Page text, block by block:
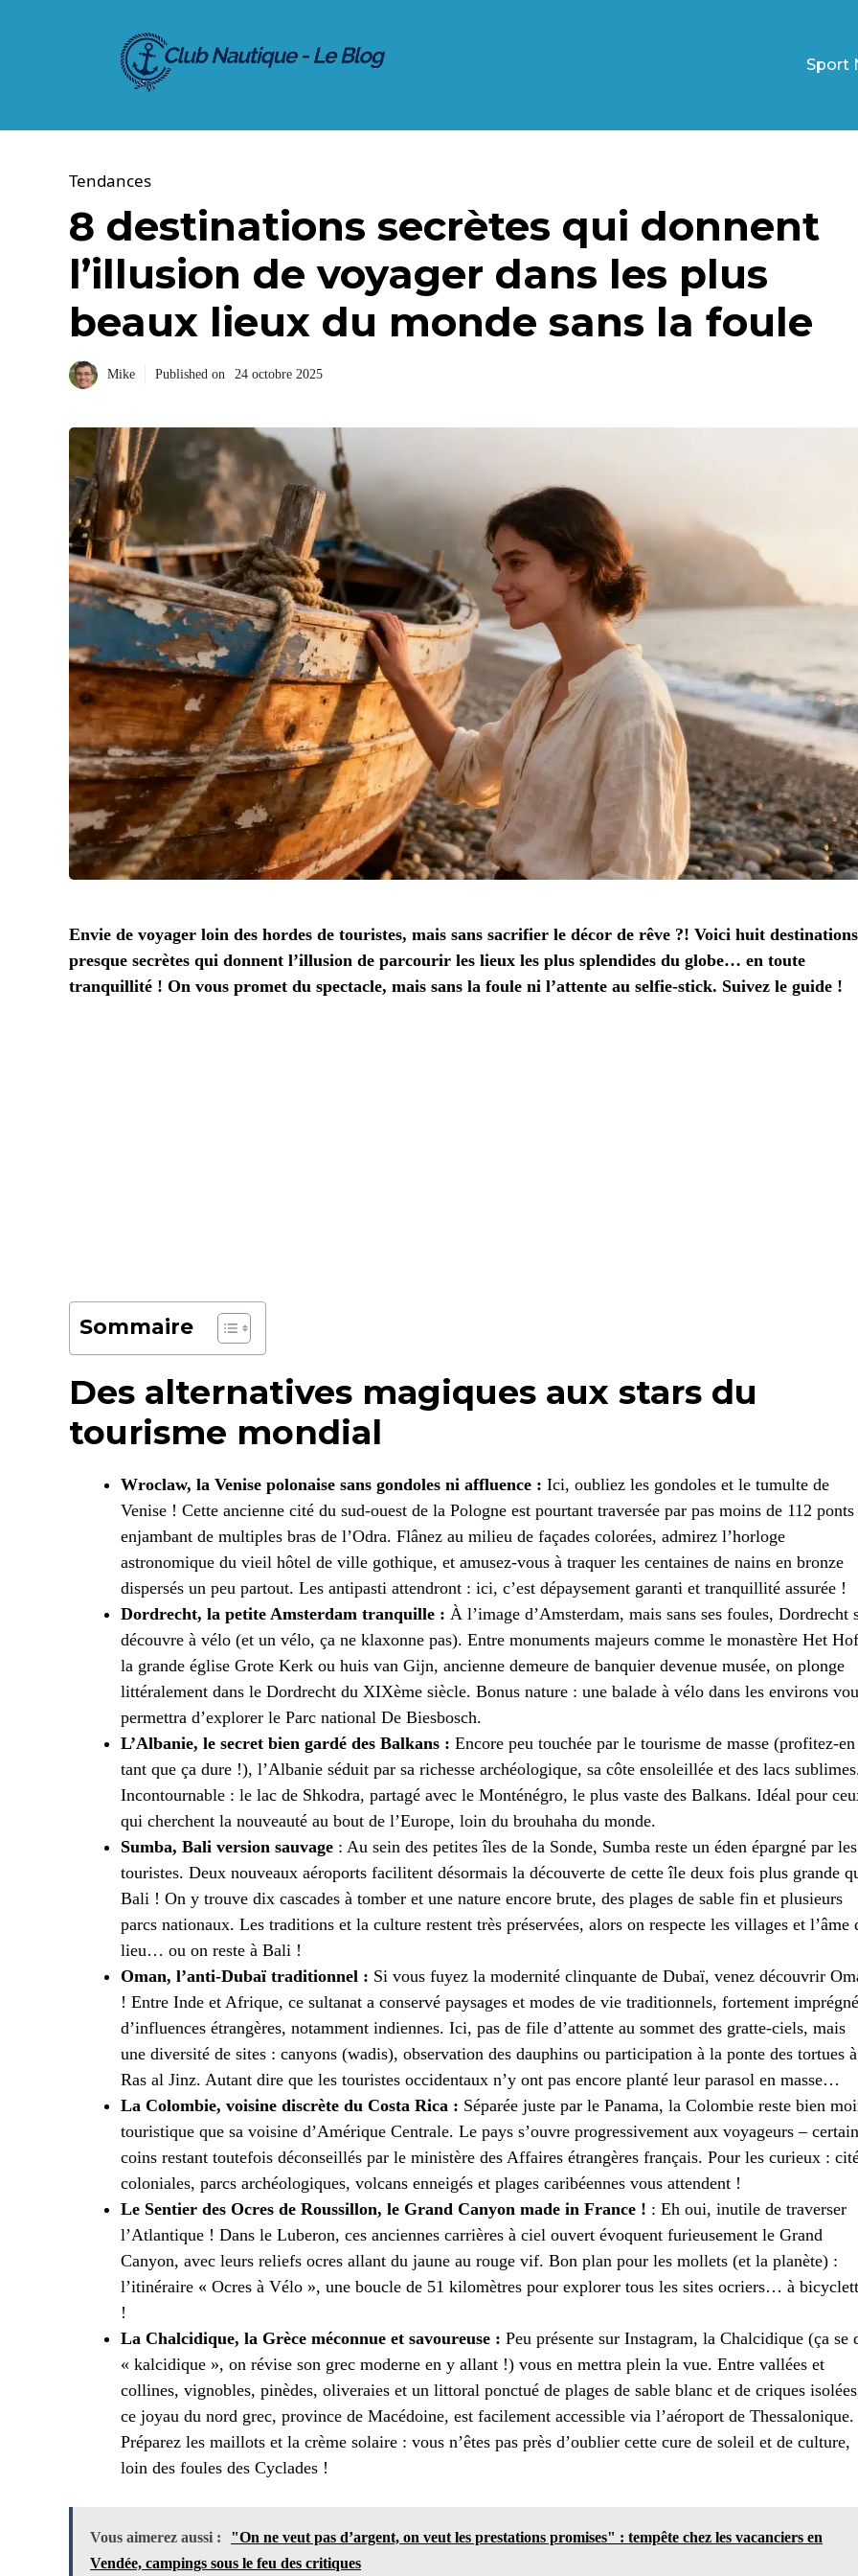
Sport
Tendances
8 destinations secrètes qui donnent
l’illusion de voyager dans les plus
beaux lieux du monde sans la foule
Mike Published on 24 octobre 2025
Envie de voyager loin des hordes de touristes, mais sans sacrifier le décor de rêve ?! Voici huit destinations
presque secrètes qui donnent l’illusion de parcourir les lieux les plus splendides du globe… en toute
tranquillité ! On vous promet du spectacle, mais sans la foule ni l’attente au selfie-stick. Suivez le guide !
Sommaire
Des alternatives magiques aux stars du
tourisme mondial
Wroclaw, la Venise polonaise sans gondoles ni affluence : Ici, oubliez les gondoles et le tumulte de
Venise ! Cette ancienne cité du sud-ouest de la Pologne est pourtant traversée par pas moins de 112 ponts
enjambant de multiples bras de l’Odra. Flânez au milieu de façades colorées, admirez l’horloge
astronomique du vieil hôtel de ville gothique, et amusez-vous à traquer les centaines de nains en bronze
dispersés un peu partout. Les antipasti attendront : ici, c’est dépaysement garanti et tranquillité assurée !
Dordrecht, la petite Amsterdam tranquille : À l’image d’Amsterdam, mais sans ses foules, Dordrecht
découvre à vélo (et un vélo, ça ne klaxonne pas). Entre monuments majeurs comme le monastère Het
la grande église Grote Kerk ou huis van Gijn, ancienne demeure de banquier devenue musée, on plonge
littéralement dans le Dordrecht du XIXème siècle. Bonus nature : une balade à vélo dans les environs
permettra d’explorer le Parc national De Biesbosch.
L’Albanie, le secret bien gardé des Balkans : Encore peu touchée par le tourisme de masse (profitez-en
tant que ça dure !), l’Albanie séduit par sa richesse archéologique, sa côte ensoleillée et des lacs
Incontournable : le lac de Shkodra, partagé avec le Monténégro, le plus vaste des Balkans. Idéal pour
qui cherchent la nouveauté au bout de l’Europe, loin du brouhaha du monde.
Sumba, Bali version sauvage : Au sein des petites îles de la Sonde, Sumba reste un éden épargné par les
touristes. Deux nouveaux aéroports facilitent désormais la découverte de cette île deux fois plus grande
Bali ! On y trouve dix cascades à tomber et une nature encore brute, des plages de sable fin et plusieurs
parcs nationaux. Les traditions et la culture restent très préservées, alors on respecte les villages et l’âme
lieu… ou on reste à Bali !
Oman, l’anti-Dubaï traditionnel : Si vous fuyez la modernité clinquante de Dubaï, venez découvrir
! Entre Inde et Afrique, ce sultanat a conservé paysages et modes de vie traditionnels, fortement
d’influences étrangères, notamment indiennes. Ici, pas de file d’attente au sommet des gratte-ciels, mais
une diversité de sites : canyons (wadis), observation des dauphins ou participation à la ponte des tortues à
Ras al Jinz. Autant dire que les touristes occidentaux n’y ont pas encore planté leur parasol en masse…
La Colombie, voisine discrète du Costa Rica : Séparée juste par le Panama, la Colombie reste bien
touristique que sa voisine d’Amérique Centrale. Le pays s’ouvre progressivement aux voyageurs –
coins restant toutefois déconseillés par le ministère des Affaires étrangères français. Pour les curieux :
coloniales, parcs archéologiques, volcans enneigés et plages caribéennes vous attendent !
Le Sentier des Ocres de Roussillon, le Grand Canyon made in France ! : Eh oui, inutile de traverser
l’Atlantique ! Dans le Luberon, ces anciennes carrières à ciel ouvert évoquent furieusement le Grand
Canyon, avec leurs reliefs ocres allant du jaune au rouge vif. Bon plan pour les mollets (et la planète) :
l’itinéraire « Ocres à Vélo », une boucle de 51 kilomètres pour explorer tous les sites ocriers… à
!
La Chalcidique, la Grèce méconnue et savoureuse : Peu présente sur Instagram, la Chalcidique (ça se
« kalcidique », on révise son grec moderne en y allant !) vous en mettra plein la vue. Entre vallées et
collines, vignobles, pinèdes, oliveraies et un littoral ponctué de plages de sable blanc et de criques
ce joyau du nord grec, province de Macédoine, est facilement accessible via l’aéroport de Thessalonique.
Préparez les maillots et la crème solaire : vous n’êtes pas près d’oublier cette cure de soleil et de culture,
loin des foules des Cyclades !
Vous aimerez aussi :
"On ne veut pas d’argent, on veut les prestations promises" : tempête chez les vacanciers en
Vendée, campings sous le feu des critiques